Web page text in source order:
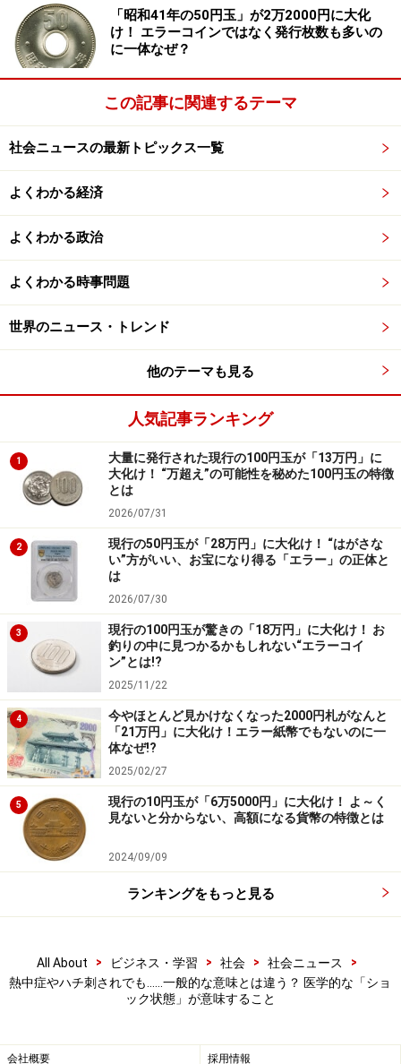
虚脱（prostration）
冷汗（perspiration）
無脈または脈拍不触（pulseless）
呼吸不全（pulmonary insufficiency）
これらの症状は判断の参考になるだけで、ショック状態
かどうかの診断基準ではありません。しかし特別な測定
機器がなくても、緊急時に医療関係者が患者を観察する
くても、1つでも見られればショックを疑い、経過を慎
重に観察しつつ対応します。
日常で知っておきたいポイント
す。しかし、今回挙げたような顔色や脈の有無、呼吸の
につなげる際にも役立ちます。慌てず適切な行動をとる
ために、「ショック」の医学的意味と症状を覚えておく
といいでしょう。
※記事内容は執筆時点のものです。最新の内容をご確認くださ
い。
「昭和41年の50円玉」が2万2000円に大化
け！ エラーコインではなく発行枚数も多いの
に一体なぜ？
この記事に関連するテーマ
社会ニュースの最新トピックス一覧
よくわかる経済
よくわかる政治
よくわかる時事問題
世界のニュース・トレンド
他のテーマも見る
人気記事ランキング
1
大量に発行された現行の100円玉が「13万円」に
大化け！ “万超え”の可能性を秘めた100円玉の特徴
とは
2026/07/31
2
現行の50円玉が「28万円」に大化け！ “はがさな
い”方がいい、お宝になり得る「エラー」の正体と
は
2026/07/30
3
現行の100円玉が驚きの「18万円」に大化け！ お
釣りの中に見つかるかもしれない“エラーコイ
ン”とは!?
2025/11/22
4
今やほとんど見かけなくなった2000円札がなんと
「21万円」に大化け！エラー紙幣でもないのに一
体なぜ!?
2025/02/27
5
現行の10円玉が「6万5000円」に大化け！ よ～く
見ないと分からない、高額になる貨幣の特徴とは
2024/09/09
ランキングをもっと見る
All About > ビジネス・学習 > 社会 > 社会ニュース
>
熱中症やハチ刺されでも……一般的な意味とは違う？ 医学的な「ショ
ック状態」が意味すること
会社概要 採用情報